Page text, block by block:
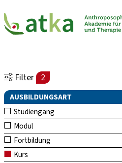
Filter 2
AUSBILDUNGSART
Studiengang
Modul
Fortbildung
Kurs